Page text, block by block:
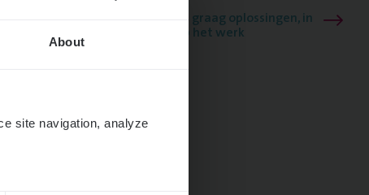
About
site navigation, analyze
Thalia zoekt graag oplossingen, in
games én op het werk